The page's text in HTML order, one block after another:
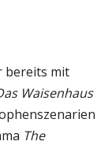
bereits mit
Waisenhaus
The